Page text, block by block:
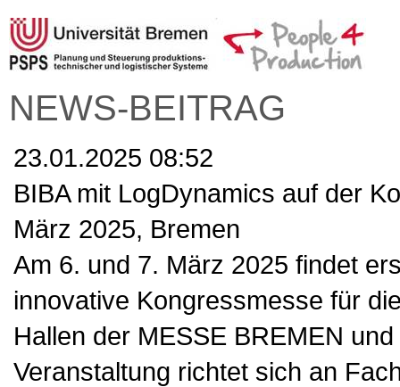
NEWS-BEITRAG
23.01.2025 08:52
BIBA mit LogDynamics auf der
März 2025, Bremen
Am 6. und 7. März 2025 findet
innovative Kongressmesse für
Hallen der MESSE BREMEN
Veranstaltung richtet sich an